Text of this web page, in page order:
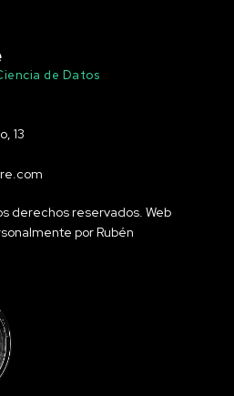
de Datos
13
derechos reservados. Web
por Rubén